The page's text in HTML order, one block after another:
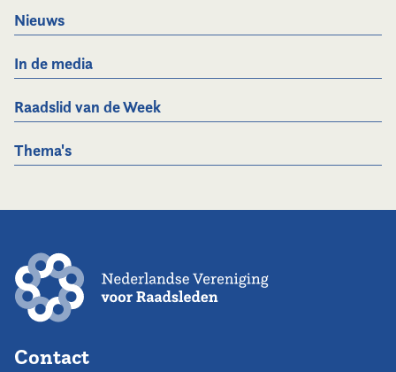
Nieuws
In de media
Raadslid van de Week
Thema's
Contact